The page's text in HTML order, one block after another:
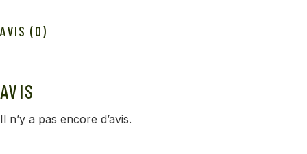
AVIS (0)
AVIS
Il n’y a pas encore d’avis.